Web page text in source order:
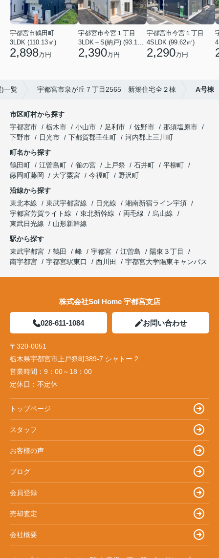
宇都宮市鶴田町
3LDK (110.13㎡)
2,898万円
宇都宮市今宮１丁目
3LDK＋S(納戸) (93.14㎡)
2,390万円
宇都宮市今宮１丁目
4SLDK (99.62㎡)
2,290万円
)一覧 宇都宮市泉が丘７丁目2565 新築住宅全２棟 A号棟
市区町村から探す
宇都宮市
栃木市 小山市 足利市 佐野市
那須塩原市
下野市
日光市 下都賀郡壬生町
河内郡上三川町
町名から探す
鶴田町
江曽島町 雀の宮 上戸祭 石井町
平柳町
藤岡町藤岡
大字粟宮 今福町
野沢町
沿線から探す
東北本線
東武宇都宮線 日光線
湘南新宿ライン宇須
宇都宮芳賀ライト線
東北新幹線 両毛線
烏山線
東武日光線
山形新幹線
駅から探す
東武宇都宮
鶴田 峰 宇都宮 江曽島
陽東３丁目
南宇都宮
宇都宮駅東口 西川田 宇都宮大学陽東キャンパス
株式会社Sol Home 宇都宮支店
028-611-1084 お問い合わせ
〒320-0051
栃木県宇都宮市上戸祭町389-7 シャトー 2
営業時間： 9：00～18：00
定休日： 不定休
トップページ
スタッフ
お客様の声
ブログ
会員登録
売却査定
会社概要